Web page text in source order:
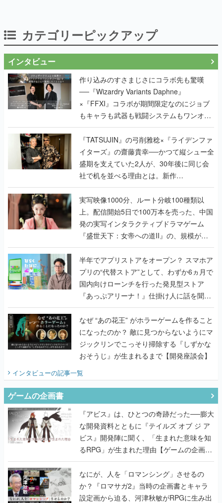
作り込みのすさまじさにコラボ先も驚嘆
──『Wizardry Variants Daphne』
もキャラも武器も戦闘システムもワンオフ
で作り込まれた理由を両ディレクターに聞
く
『TATSUJIN』の弓削雅稔×『ライデンファ
イターズ』の齋藤貴幸──かつて縦シュー全
盛期を支えていた2人が、30年後に同じ会
社で机を並べる理由とは。新作
『TATSUJIN EXTREME』で初タッグを組
んだレジェンド2人に訊く開発秘話
実写映像1000分、ルート分岐100種類以
上。配信開始5日で100万本を売った、中国
発の実写インタラクティブドラマゲーム
『盛世天下：女帝への道II』の、規模が違
うこだわりをプロデューサーに聞いた
半年でアプリストアをオープン？ スマホア
プリの“代替ストア”として、わずか6ヵ月で
国内向けローンチを行った発見型ストア
『あっぷアリーナ！』仕掛け人に話を聞い
てみた
なぜ “あの花王” がホラーゲームを作ること
になったのか？ 敵に見つからないようにマ
ジックリンでこっそり掃除する『しずかな
おそうじ』が生まれるまで【開発座談会】
インタビューの記事一覧
『アビス』は、ひとつの奇跡だった──膨大
な開発資料とともに『テイルズ オブ ジ ア
るRPG」が生まれた理由【ゲームの企画
書】
なにが、人を「ロマンシング」させるの
か？『ロマサガ2』当時の企画書とキャラ
設定画から迫る、河津秋敏がRPGに生み出
した「ロマン」の正体とは【ゲームの企画
書】
『ガンパレ』の企画書、ついに公開━初代